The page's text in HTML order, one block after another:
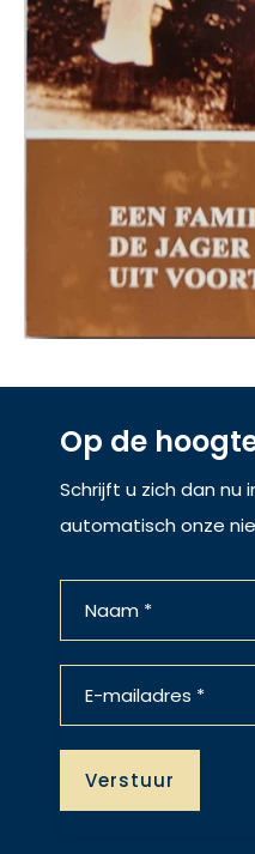
Op de
Schrijft u zich dan nu
automatisch onze